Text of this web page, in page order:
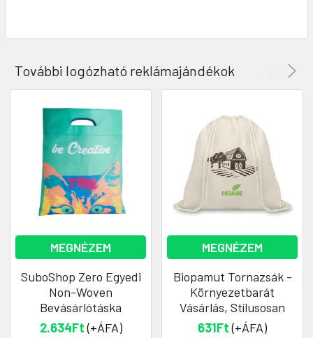
További logózható reklámajándékok
MEGNÉZEM
SuboShop Zero Egyedi
Non-Woven
Bevásárlótáska
2.634Ft(+ÁFA)
MEGNÉZEM
Biopamut Tornazsák -
Környezetbarát
Vásárlás, Stílusosan
631Ft(+ÁFA)